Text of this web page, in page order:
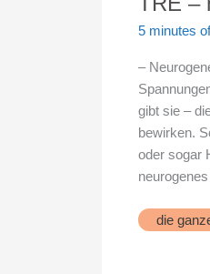
5 minutes
–
gibt sie –
bewirken.
oder sogar
TRE
–
die